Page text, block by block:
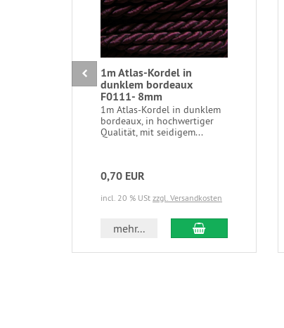
1m Atlas-Kordel in
dunklem bordeaux
F0111- 8mm
1m Atlas-Kordel in dunklem
bordeaux, in hochwertiger
Qualität, mit seidigem...
0,70 EUR
incl. 20 % USt zzgl. Versandkosten
mehr... In den Warenkorb